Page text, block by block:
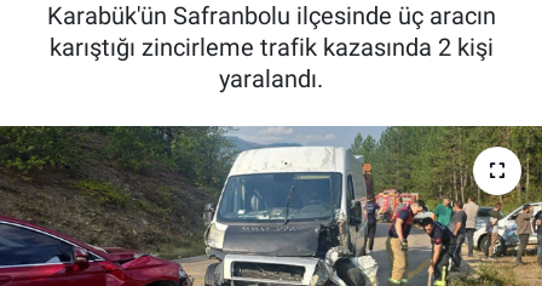
Karabük'ün Safranbolu ilçesinde üç aracın
karıştığı zincirleme trafik kazasında 2 kişi
yaralandı.